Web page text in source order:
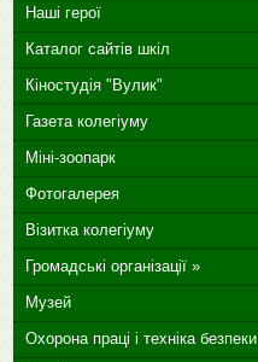
Наші герої
Каталог сайтів шкіл
Кіностудія "Вулик"
Газета колегіуму
Міні-зоопарк
Фотогалерея
Візитка колегіуму
Громадські організації »
Музей
Охорона праці і техніка безпеки